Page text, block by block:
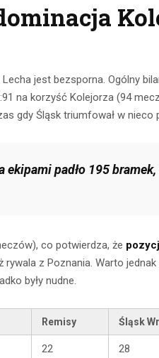
jest bezsporna. Ogólny
na korzyść Kolejorza (94
gdy Śląsk triumfował w nieco
padło 195
co potwierdza, że
z Poznania. Warto
były nudne.
Remisy Śląsk
22 28